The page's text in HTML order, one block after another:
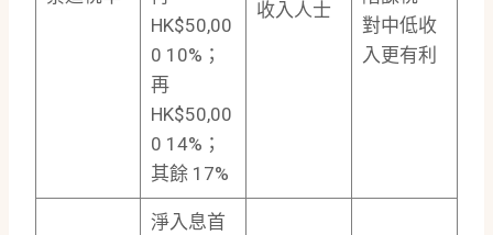
HK$50,00
0 10%；
再
HK$50,00
0 14%；
其餘 17%
收入人士
對中低收
入更有利
淨入息首